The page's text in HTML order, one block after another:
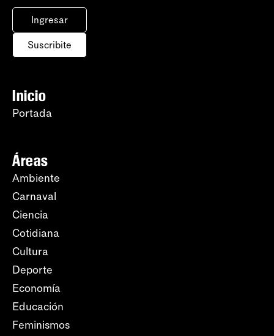
Ingresar
Suscribite
Inicio
Portada
Áreas
Ambiente
Carnaval
Ciencia
Cotidiana
Cultura
Deporte
Economía
Educación
Feminismos